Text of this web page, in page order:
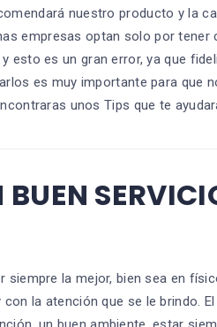
nuestro producto y la
empresas optan solo por tener
esto es un gran error, ya que
es muy importante para que
unos Tips que te
BUEN
siempre la mejor, bien sea en
la atención que se le brindo.